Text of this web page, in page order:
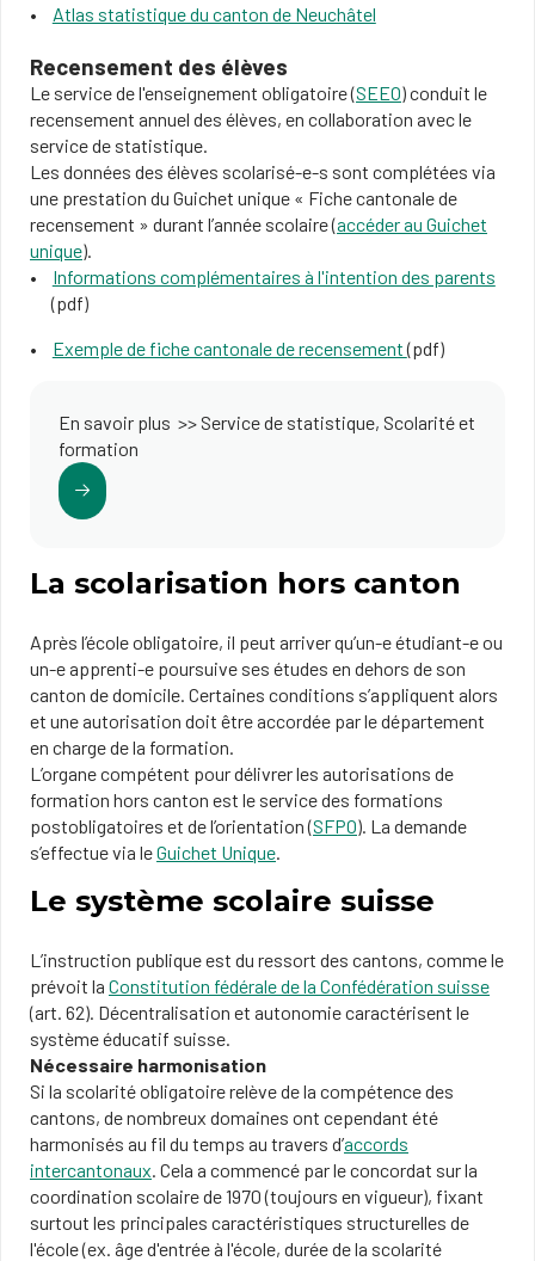
Atlas statistique du canton de Neuchâtel
Recensement des élèves
Le service de l'enseignement obligatoire (SEEO) conduit le
recensement annuel des élèves, en collaboration avec le
service de statistique.
Les données des élèves scolarisé-e-s sont complétées via
une prestation du Guichet unique « Fiche cantonale de
recensement » durant l’année scolaire (accéder au Guichet
unique).
Informations complémentaires à l'intention des parents
(pdf)
Exemple de fiche cantonale de recensement(pdf)
En savoir plus >> Service de statistique, Scolarité et
formation
La scolarisation hors canton
Après l’école obligatoire, il peut arriver qu’un-e étudiant-e ou
un-e apprenti-e poursuive ses études en dehors de son
canton de domicile. Certaines conditions s’appliquent alors
et une autorisation doit être accordée par le département
en charge de la formation.
L’organe compétent pour délivrer les autorisations de
formation hors canton est le service des formations
postobligatoires et de l’orientation (SFPO). La demande
s’effectue via leGuichet Unique.
Le système scolaire suisse
L’instruction publique est du ressort des cantons, comme le
prévoit la Constitution fédérale de la Confédération suisse
(art. 62). Décentralisation et autonomie caractérisent le
système éducatif suisse.
Nécessaire harmonisation
Si la scolarité obligatoire relève de la compétence des
cantons, de nombreux domaines ont cependant été
harmonisés au fil du temps au travers d’accords
intercantonaux. Cela a commencé par le concordat sur la
coordination scolaire de 1970 (toujours en vigueur), fixant
surtout les principales caractéristiques structurelles de
l'école (ex. âge d'entrée à l'école, durée de la scolarité